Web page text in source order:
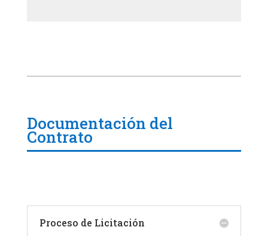
Documentación del
Contrato
Proceso de Licitación